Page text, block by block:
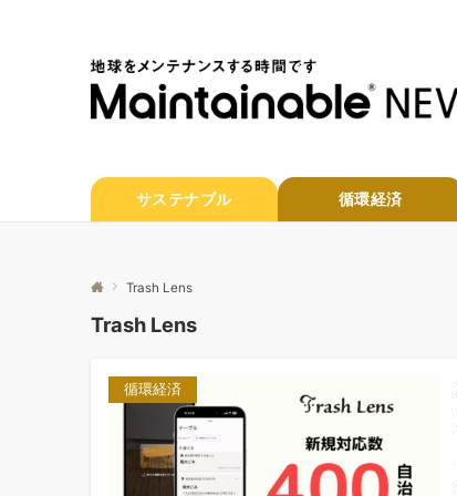
サステナブル 循環経済
Trash Lens
Trash Lens
循環経済